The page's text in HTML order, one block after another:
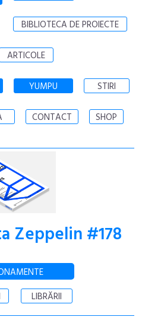
BIBLIOTECA DE PROIECTE
ARTICOLE
YUMPU STIRI
CONTACT SHOP
Zeppelin #178
LIBRĂRII